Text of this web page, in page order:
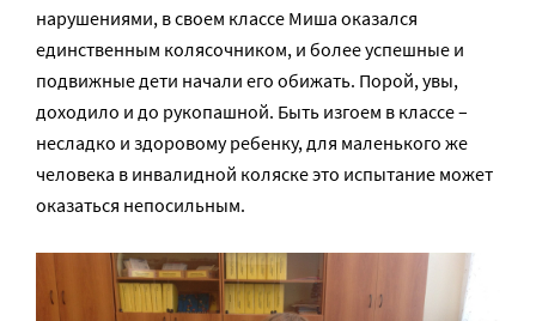
нарушениями, в своем классе Миша оказался
единственным колясочником, и более успешные и
подвижные дети начали его обижать. Порой, увы,
доходило и до рукопашной. Быть изгоем в классе –
несладко и здоровому ребенку, для маленького же
человека в инвалидной коляске это испытание может
оказаться непосильным.